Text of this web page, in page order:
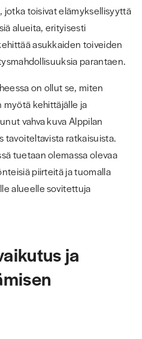
toisivat elämyksellisyyttä
alueita, erityisesti
asukkaiden toiveiden
parantaen.
on ollut se, miten
myötä kehittäjälle ja
vahva kuva Alppilan
tavoiteltavista ratkaisuista.
tuetaan olemassa olevaa
piirteitä ja tuomalla
alueelle sovitettuja
ja